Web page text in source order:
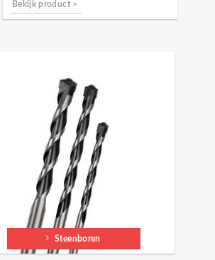
Bekijk product >
Steenboren